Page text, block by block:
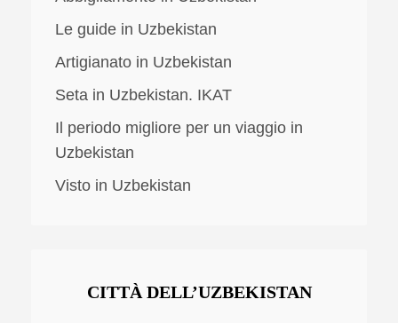
Le guide in Uzbekistan
Artigianato in Uzbekistan
Seta in Uzbekistan. IKAT
Il periodo migliore per un viaggio in
Uzbekistan
Visto in Uzbekistan
CITTÀ DELL’UZBEKISTAN